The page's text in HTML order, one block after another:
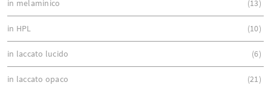
in melaminico 13
in HPL 10
in laccato lucido 6
in laccato opaco 21